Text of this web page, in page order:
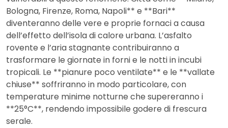
Bologna, Firenze, Roma, Napoli** e **Bari**
diventeranno delle vere e proprie fornaci a causa
dell’effetto dell’isola di calore urbana. L’asfalto
rovente e l’aria stagnante contribuiranno a
trasformare le giornate in forni e le notti in incubi
tropicali. Le **pianure poco ventilate** e le **vallate
chiuse** soffriranno in modo particolare, con
temperature minime notturne che supereranno i
**25°C**, rendendo impossibile godere di frescura
serale.